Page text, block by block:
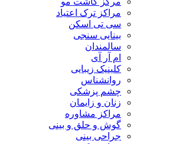
مراکز ترک اعتیاد
سی تی اسکن
بینایی سنجی
سالمندان
ام آر آی
کلینیک زیبایی
روانشناس
چشم پزشکی
زنان و زایمان
مراکز مشاوره
گوش و حلق و بینی
جراحی بینی